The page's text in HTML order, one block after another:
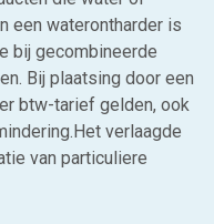
een waterontharder is
bij gecombineerde
Bij plaatsing door een
btw-tarief gelden, ook
verlaagde
van particuliere